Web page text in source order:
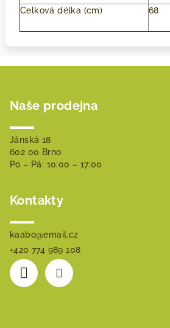
Celková délka (cm) 68
Naše prodejna
Jánská 18
602 00 Brno
Po – Pá: 10:00 – 17:00
Kontakty
kaabo@email.cz
+420 774 989 108